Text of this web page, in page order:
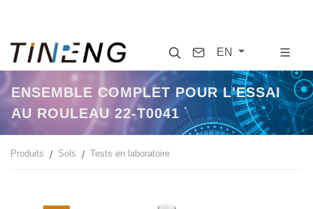
SearchContact
EN
ENSEMBLE COMPLET POUR L'ESSAI
AU ROULEAU 22-T0041
Produits Sols Tests en laboratoire